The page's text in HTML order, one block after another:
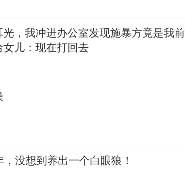
，我冲进办公室发现施暴方竟是我前
儿：现在打回去
没想到养出一个白眼狼！